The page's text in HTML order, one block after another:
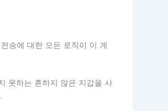
송에 대한 모든 로직이 이 계
못하는 흔하지 않은 지갑을 사